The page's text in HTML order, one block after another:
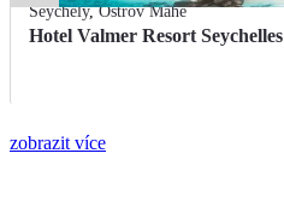
Seychely,Ostrov Mahé
Hotel Valmer Resort Seychelles
zobrazit více